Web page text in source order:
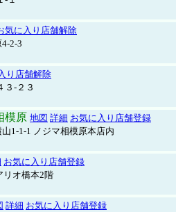
気に入り店舗解除
2-3
り店舗解除
３-２３
模原 地図 詳細 お気に入り店舗登録
1-1-1 ノジマ相模原本店内
お気に入り店舗登録
リオ橋本2階
詳細 お気に入り店舗登録